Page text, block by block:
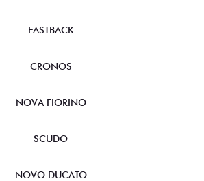
FASTBACK
CRONOS
NOVA FIORINO
SCUDO
NOVO DUCATO